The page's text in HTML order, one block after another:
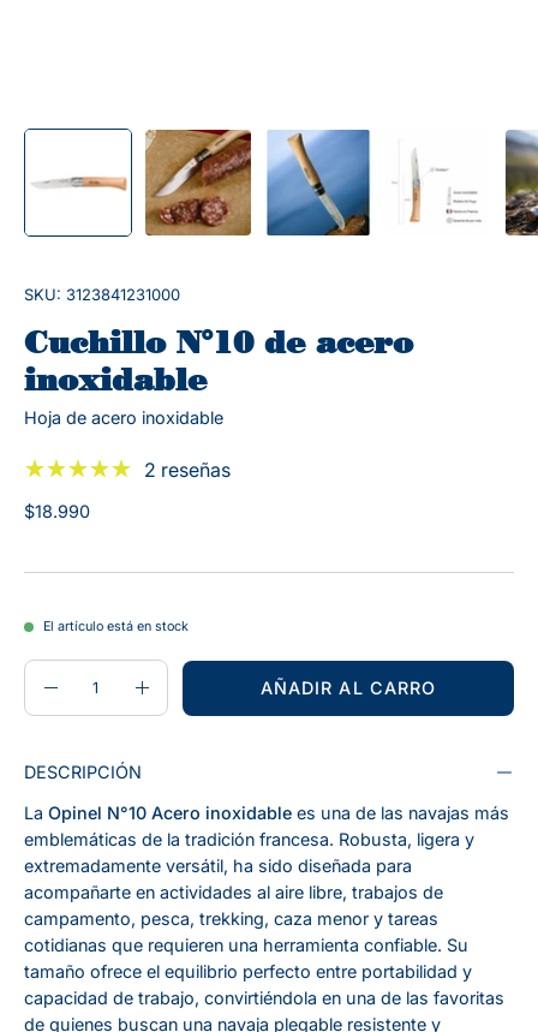
SKU: 3123841231000
Cuchillo N°10 de acero
inoxidable
Hoja de acero inoxidable
2 reseñas
$18.990
El artículo está en stock
CANTIDAD
Cantidad
cantidad
Aumentar
cantidad
AÑADIR AL CARRO
DESCRIPCIÓN
La Opinel N°10 Acero inoxidable es una de las navajas más
emblemáticas de la tradición francesa. Robusta, ligera y
extremadamente versátil, ha sido diseñada para
acompañarte en actividades al aire libre, trabajos de
campamento, pesca, trekking, caza menor y tareas
cotidianas que requieren una herramienta confiable. Su
tamaño ofrece el equilibrio perfecto entre portabilidad y
capacidad de trabajo, convirtiéndola en una de las favoritas
de quienes buscan una navaja plegable resistente y